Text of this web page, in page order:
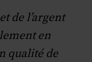
de l’argent
en
qualité de